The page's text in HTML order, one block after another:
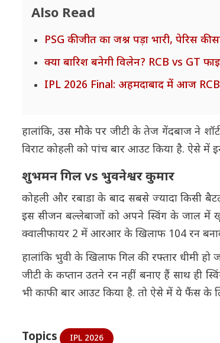
Also Read
PSG की जीत का जश्न पड़ा भारी, पेरिस
क्या बारिश बनेगी विलेन? RCB vs GT
IPL 2026 Final: अहमदाबाद में आज RCB
हालांकि, उस मौके पर जीटी के तेज गेंदबाज ने
विराट कोहली को पांच बार आउट किया है. ऐसे में
शुभमन गिल vs भुवनेश्वर कुमार
कोहली और रबाडा के बाद सबसे ज्यादा किसी
इस सीजन बल्लेबाजों को अपने स्विंग के जाल में
क्वालीफायर 2 में आरआर के खिलाफ 104 रन
हालांकि भुवी के खिलाफ गिल की रफ्तार धीमी
जीटी के कप्तान उतने रन नहीं बनाए हैं साथ ही
भी काफी बार आउट किया है. तो ऐसे में ये फैंस के
Topics IPL 2026